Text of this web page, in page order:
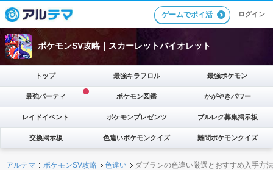
ゲームでポイ活 ログイン
ポケモンSV攻略｜スカーレットバイオレット
トップ 最強キラフロル 最強ポケモン
最強パーティ ポケモン図鑑 かがやきパワー
レイドイベント ポケモンプレゼンツ ブルレク募集掲示板
交換掲示板 色違いポケモンクイズ 難問ポケモンクイズ
アルテマ ポケモンSV攻略 色違い ダブランの色違い厳選とおすすめ入手方